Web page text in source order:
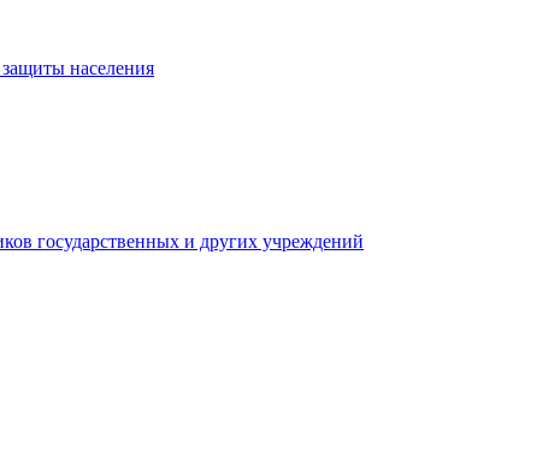
населения
государственных и других учреждений